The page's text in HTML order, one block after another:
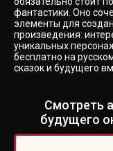
фантастики. Оно
элементы для
произведения:
уникальных
бесплатно на
сказок и будущего
Смотреть
будущего